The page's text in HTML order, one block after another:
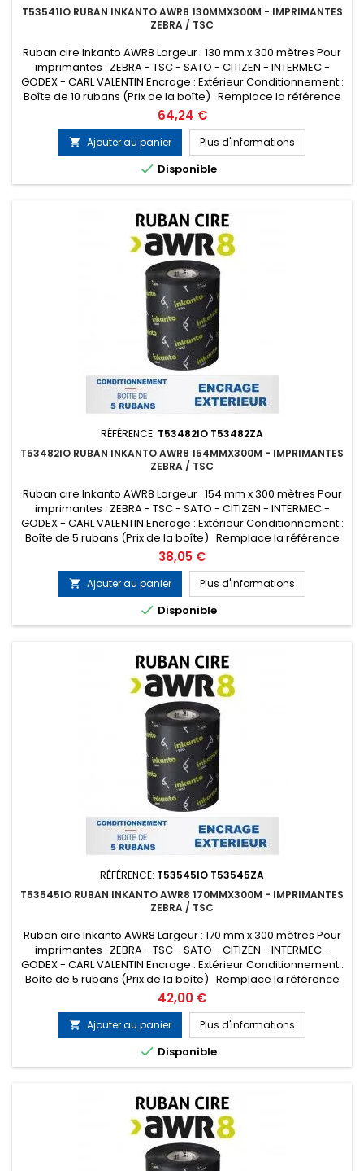
T53541IO RUBAN INKANTO AWR8 130MMX300M - IMPRIMANTES
ZEBRA / TSC
Ruban cire Inkanto AWR8 Largeur : 130 mm x 300 mètres Pour
imprimantes : ZEBRA - TSC - SATO - CITIZEN - INTERMEC -
GODEX - CARL VALENTIN Encrage : Extérieur Conditionnement :
Boîte de 10 rubans (Prix de la boîte) Remplace la référence
ARMOR T53541ZA
Prix
64,24 €
 Ajouter au panier Plus d'informations
 Disponible
RÉFÉRENCE: T53482IO T53482ZA
T53482IO RUBAN INKANTO AWR8 154MMX300M - IMPRIMANTES
ZEBRA / TSC
Ruban cire Inkanto AWR8 Largeur : 154 mm x 300 mètres Pour
imprimantes : ZEBRA - TSC - SATO - CITIZEN - INTERMEC -
GODEX - CARL VALENTIN Encrage : Extérieur Conditionnement :
Boîte de 5 rubans (Prix de la boîte) Remplace la référence
ARMOR T53482ZA
Prix
38,05 €
 Ajouter au panier Plus d'informations
 Disponible
RÉFÉRENCE: T53545IO T53545ZA
T53545IO RUBAN INKANTO AWR8 170MMX300M - IMPRIMANTES
ZEBRA / TSC
Ruban cire Inkanto AWR8 Largeur : 170 mm x 300 mètres Pour
imprimantes : ZEBRA - TSC - SATO - CITIZEN - INTERMEC -
GODEX - CARL VALENTIN Encrage : Extérieur Conditionnement :
Boîte de 5 rubans (Prix de la boîte) Remplace la référence
ARMOR T53545ZA
Prix
42,00 €
 Ajouter au panier Plus d'informations
 Disponible